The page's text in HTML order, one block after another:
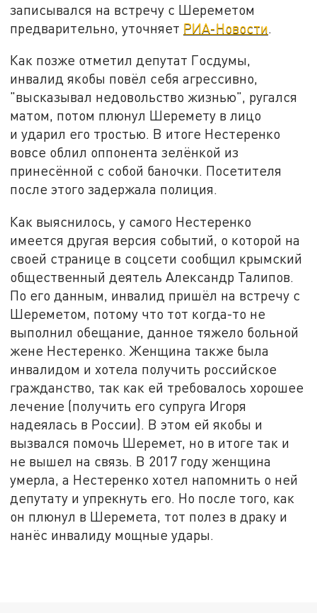
записывался на встречу с Шереметом
предварительно, уточняет РИА-Новости.
Как позже отметил депутат Госдумы,
инвалид якобы повёл себя агрессивно,
"высказывал недовольство жизнью", ругался
матом, потом плюнул Шеремету в лицо
и ударил его тростью. В итоге Нестеренко
вовсе облил оппонента зелёнкой из
принесённой с собой баночки. Посетителя
после этого задержала полиция.
Как выяснилось, у самого Нестеренко
имеется другая версия событий, о которой на
своей странице в соцсети сообщил крымский
общественный деятель Александр Талипов.
По его данным, инвалид пришёл на встречу с
Шереметом, потому что тот когда-то не
выполнил обещание, данное тяжело больной
жене Нестеренко. Женщина также была
инвалидом и хотела получить российское
гражданство, так как ей требовалось хорошее
лечение (получить его супруга Игоря
надеялась в России). В этом ей якобы и
вызвался помочь Шеремет, но в итоге так и
не вышел на связь. В 2017 году женщина
умерла, а Нестеренко хотел напомнить о ней
депутату и упрекнуть его. Но после того, как
он плюнул в Шеремета, тот полез в драку и
нанёс инвалиду мощные удары.